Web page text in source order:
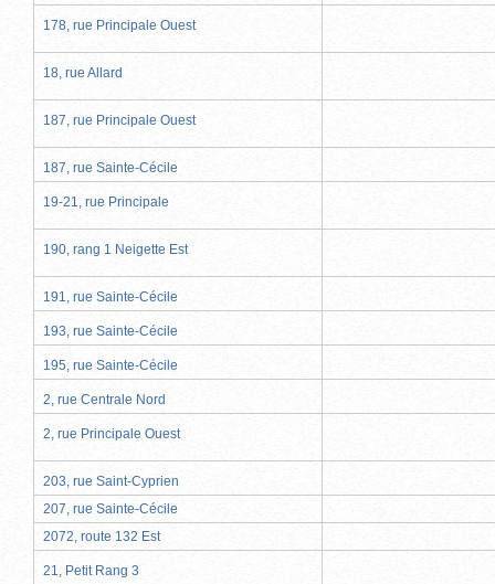
178, rue Principale Ouest
18, rue Allard
187, rue Principale Ouest
187, rue Sainte-Cécile
19-21, rue Principale
190, rang 1 Neigette Est
191, rue Sainte-Cécile
193, rue Sainte-Cécile
195, rue Sainte-Cécile
2, rue Centrale Nord
2, rue Principale Ouest
203, rue Saint-Cyprien
207, rue Sainte-Cécile
2072, route 132 Est
21, Petit Rang 3